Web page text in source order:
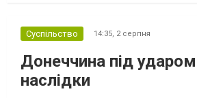
Суспільство 14:35, 2 серпня
Донеччина під
наслідки